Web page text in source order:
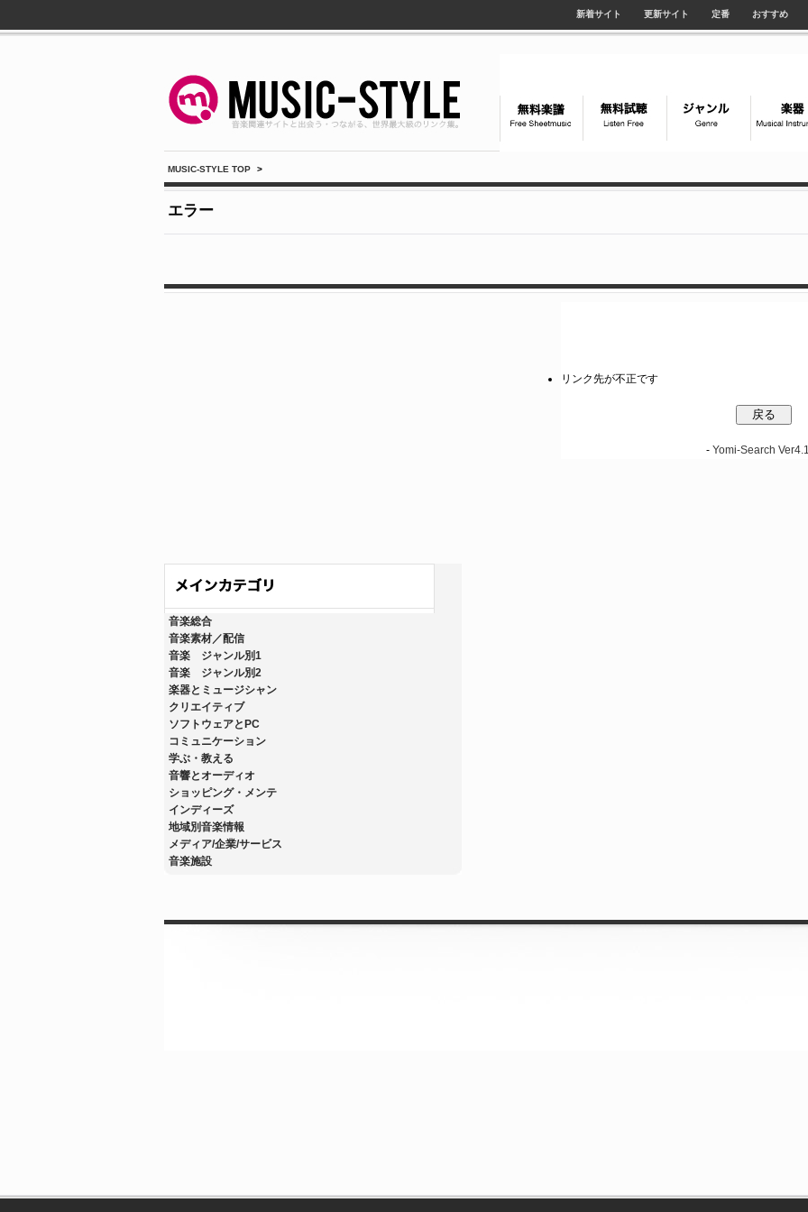
新着サイト 更新サイト 定番 おすすめ
MUSIC-STYLE TOP >
エラー
音楽総合
音楽素材／配信
音楽 ジャンル別1
音楽 ジャンル別2
楽器とミュージシャン
クリエイティブ
ソフトウェアとPC
コミュニケーション
学ぶ・教える
音響とオーディオ
ショッピング・メンテ
インディーズ
地域別音楽情報
メディア/企業/サービス
音楽施設
リンク先が不正です
- Yomi-Search